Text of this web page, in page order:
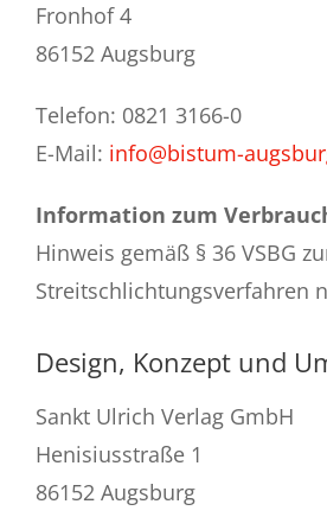
Fronhof 4
86152 Augsburg
Telefon: 0821 3166-0
E-Mail: info@bistum-
Information zum
Hinweis gemäß § 36 VSBG
Streitschlichtungsverfahren
Design, Konzept und
Sankt Ulrich Verlag GmbH
Henisiusstraße 1
86152 Augsburg